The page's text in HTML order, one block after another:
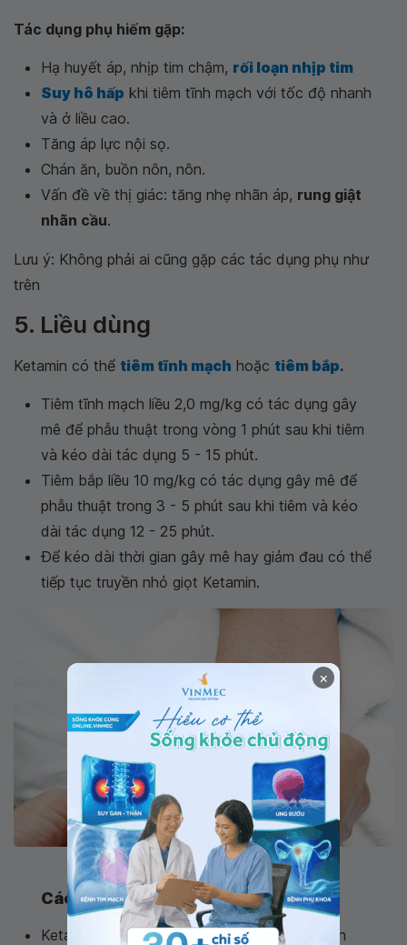
Tác dụng phụ hiếm gặp:
Hạ huyết áp, nhịp tim chậm, rối loạn nhịp tim
Suy hô hấp khi tiêm tĩnh mạch với tốc độ nhanh
và ở liều cao.
Tăng áp lực nội sọ.
Chán ăn, buồn nôn, nôn.
Vấn đề về thị giác: tăng nhẹ nhãn áp, rung giật
nhãn cầu.
Lưu ý: Không phải ai cũng gặp các tác dụng phụ như
trên
5. Liều dùng
Ketamin có thể tiêm tĩnh mạch hoặc tiêm bắp.
Tiêm tĩnh mạch liều 2,0 mg/kg có tác dụng gây
mê để phẫu thuật trong vòng 1 phút sau khi tiêm
và kéo dài tác dụng 5 - 15 phút.
Tiêm bắp liều 10 mg/kg có tác dụng gây mê để
phẫu thuật trong 3 - 5 phút sau khi tiêm và kéo
dài tác dụng 12 - 25 phút.
Ðể kéo dài thời gian gây mê hay giảm đau có thể
tiếp tục truyền nhỏ giọt Ketamin.
Thuốc có thể dùng tiêm bắp hoặc tiêm tĩnh mạch
Cách dùng Ketamin an toàn
Ketamin chỉ được phép sử dụng tại bệnh viện
×